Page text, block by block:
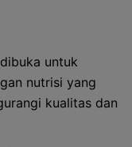
untuk
nutrisi yang
kualitas dan